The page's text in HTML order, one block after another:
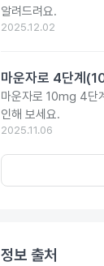
알려드려요.
2025.12.02
마운자로 4단계
마운자로 10mg 4단
인해 보세요.
2025.11.06
정보 출처